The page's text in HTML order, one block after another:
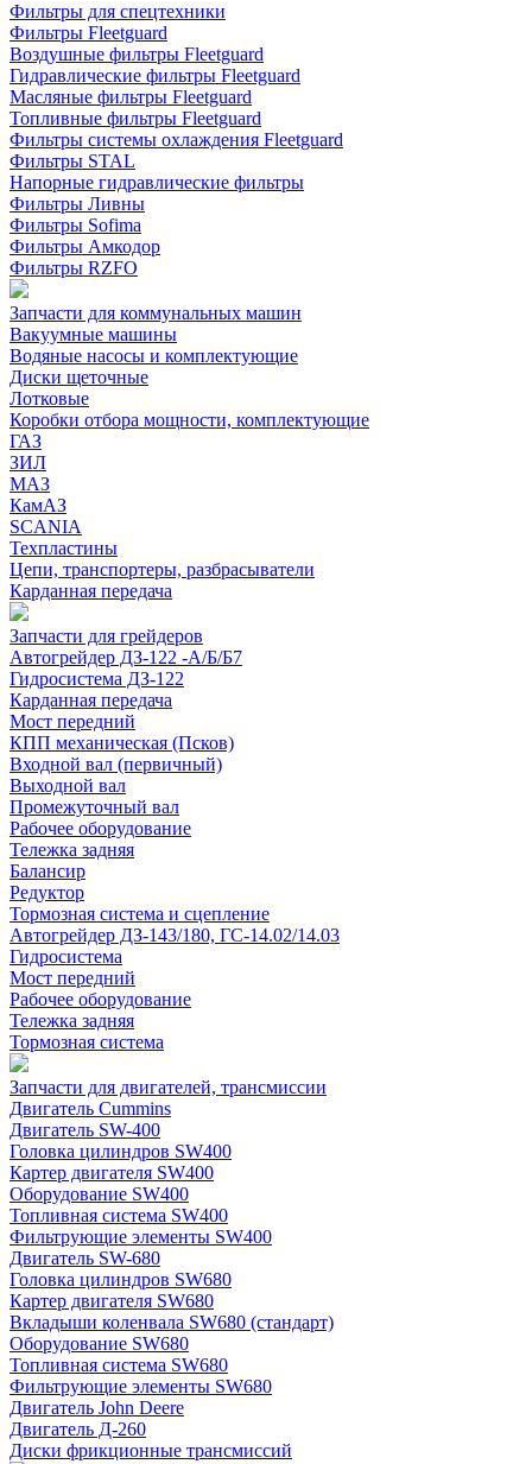
Фильтры для спецтехники
Фильтры Fleetguard
Воздушные фильтры Fleetguard
Гидравлические фильтры Fleetguard
Масляные фильтры Fleetguard
Топливные фильтры Fleetguard
Фильтры системы охлаждения Fleetguard
Фильтры STAL
Напорные гидравлические фильтры
Фильтры Ливны
Фильтры Sofima
Фильтры Амкодор
Фильтры RZFO
Запчасти для коммунальных машин
Вакуумные машины
Водяные насосы и комплектующие
Диски щеточные
Лотковые
Коробки отбора мощности, комплектующие
ГАЗ
ЗИЛ
МАЗ
КамАЗ
SCANIA
Техпластины
Цепи, транспортеры, разбрасыватели
Карданная передача
Запчасти для грейдеров
Автогрейдер ДЗ-122 -А/Б/Б7
Гидросистема ДЗ-122
Карданная передача
Мост передний
КПП механическая (Псков)
Входной вал (первичный)
Выходной вал
Промежуточный вал
Рабочее оборудование
Тележка задняя
Балансир
Редуктор
Тормозная система и сцепление
Автогрейдер ДЗ-143/180, ГС-14.02/14.03
Гидросистема
Мост передний
Рабочее оборудование
Тележка задняя
Тормозная система
Запчасти для двигателей, трансмиссии
Двигатель Cummins
Двигатель SW-400
Головка цилиндров SW400
Картер двигателя SW400
Оборудование SW400
Топливная система SW400
Фильтрующие элементы SW400
Двигатель SW-680
Головка цилиндров SW680
Картер двигателя SW680
Вкладыши коленвала SW680 (стандарт)
Оборудование SW680
Топливная система SW680
Фильтрующие элементы SW680
Двигатель John Deere
Двигатель Д-260
Диски фрикционные трансмиссий